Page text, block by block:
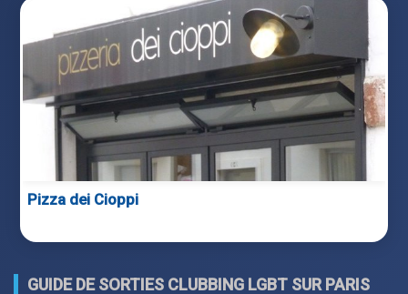
Pizza dei Cioppi
GUIDE DE SORTIES CLUBBING LGBT SUR PARIS